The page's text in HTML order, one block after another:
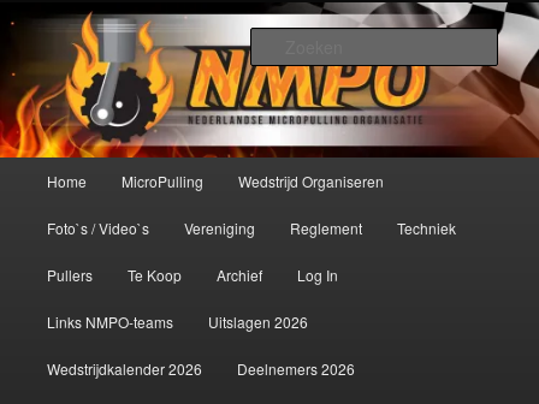
primaire
inhoudNederlandse MicroPulling
Organisatie
De meest krachtige modelbouwsport ter wereld!
Home MicroPulling Wedstrijd Organiseren
Foto`s / Video`s Vereniging Reglement Techniek
Pullers Te Koop Archief Log In
Links NMPO-teams Uitslagen 2026
Wedstrijdkalender 2026 Deelnemers 2026